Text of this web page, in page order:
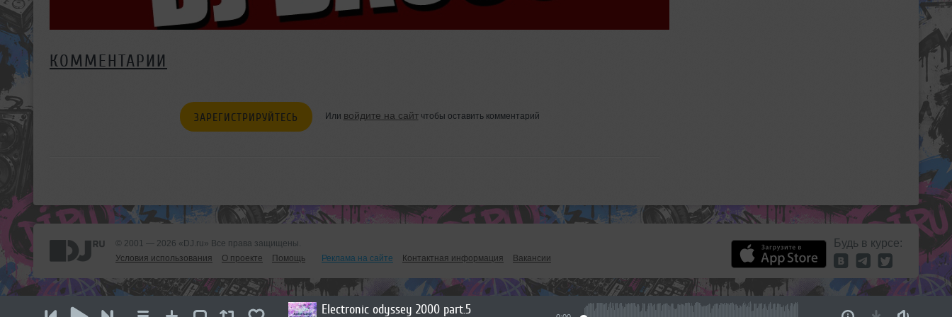
Electronic odyssey 2000 part.5
КОММЕНТАРИИ
ЗАРЕГИСТРИРУЙТЕСЬ Или войдите на сайтчтобы оставить комментарий
© 2001 — 2026 «DJ.ru» Все права защищены.
Условия использования
О проекте Помощь Реклама на сайте Контактная информация Вакансии
Будь в курсе: